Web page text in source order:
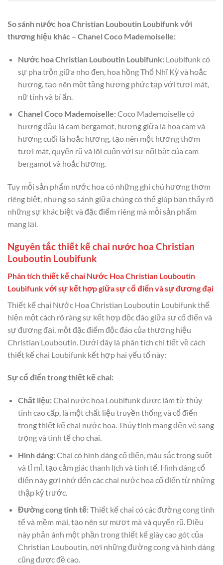
So sánh nước hoa Christian Louboutin Loubifunk với
thương hiệu khác – Chanel Coco Mademoiselle:
Nước hoa Christian Louboutin Loubifunk:Loubifunk có
sự pha trộn giữa nho đen, hoa hồng Thổ Nhĩ Kỳ và hoắc
hương, tạo nên một tầng hương phức tạp với tươi mát,
nữ tính và bí ẩn.
Chanel Coco Mademoiselle:Coco Mademoiselle có
hương đầu là cam bergamot, hương giữa là hoa cam và
hương cuối là hoắc hương, tạo nên một hương thơm
tươi mát, quyến rũ và lôi cuốn với sự nổi bật của cam
bergamot và hoắc hương.
Tuy mỗi sản phẩm nước hoa có những ghi chú hương thơm
riêng biệt, nhưng so sánh giữa chúng có thể giúp bạn thấy rõ
những sự khác biệt và đặc điểm riêng mà mỗi sản phẩm
mang lại.
Nguyên tắc thiết kế chai nước hoa Christian
Louboutin Loubifunk
Phân tích thiết kế chai Nước Hoa Christian Louboutin
Loubifunk với sự kết hợp giữa sự cổ điển và sự đương đại
Thiết kế chai Nước Hoa Christian Louboutin Loubifunk thể
hiện một cách rõ ràng sự kết hợp độc đáo giữa sự cổ điển và
sự đương đại, một đặc điểm độc đáo của thương hiệu
Christian Louboutin. Dưới đây là phân tích chi tiết về cách
thiết kế chai Loubifunk kết hợp hai yếu tố này:
Sự cổ điển trong thiết kế chai:
Chất liệu:Chai nước hoa Loubifunk được làm từ thủy
tinh cao cấp, là một chất liệu truyền thống và cổ điển
trong thiết kế chai nước hoa. Thủy tinh mang đến vẻ sang
trọng và tinh tế cho chai.
Hình dáng:Chai có hình dáng cổ điển, màu sắc trong suốt
và tỉ mỉ, tạo cảm giác thanh lịch và tinh tế. Hình dáng cổ
điển này gợi nhớ đến các chai nước hoa cổ điển từ những
thập kỷ trước.
Đường cong tinh tế:Thiết kế chai có các đường cong tinh
tế và mềm mại, tạo nên sự mượt mà và quyến rũ. Điều
này phản ánh một phần trong thiết kế giày cao gót của
Christian Louboutin, nơi những đường cong và hình dáng
cũng được đề cao.